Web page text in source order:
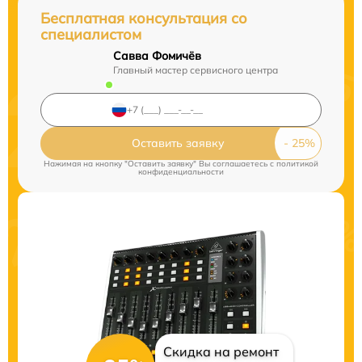
Бесплатная консультация со
специалистом
Савва Фомичёв
Главный мастер сервисного центра
Оставить заявку
Нажимая на кнопку "Оставить заявку" Вы соглашаетесь cполитикой
конфиденциальности
Скидка на ремонт